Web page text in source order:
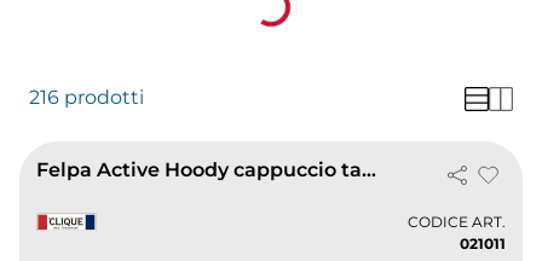
Loading...
216 prodotti
Felpa Active Hoody cappuccio tasca zip
CODICE ART.
021011